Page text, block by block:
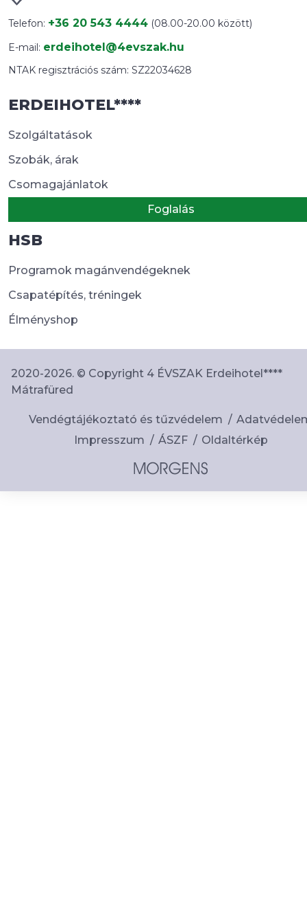
Telefon: +36 20 543 4444 (08.00-20.00 között)
E-mail: erdeihotel@4evszak.hu
NTAK regisztrációs szám: SZ22034628
ERDEIHOTEL****
Szolgáltatások
Szobák, árak
Csomagajánlatok
Foglalás
HSB
Programok magánvendégeknek
Csapatépítés, tréningek
Élményshop
2020-2026. © Copyright 4 ÉVSZAK Erdeihotel****
Mátrafüred
Vendégtájékoztató és tűzvédelem
Impresszum
ÁSZF Oldaltérkép